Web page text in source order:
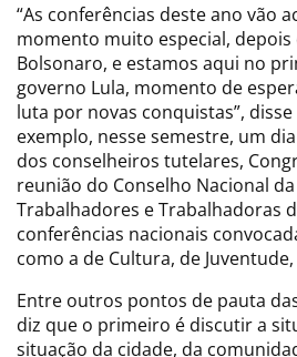
“As conferências deste ano vão
momento muito especial,
Bolsonaro, e estamos aqui no
governo Lula, momento de
luta por novas conquistas”,
exemplo, nesse semestre, um
dos conselheiros tutelares,
reunião do Conselho Nacional
Trabalhadores e Trabalhadoras
conferências nacionais
como a de Cultura, de
Entre outros pontos de pauta
diz que o primeiro é discutir a
situação da cidade, da